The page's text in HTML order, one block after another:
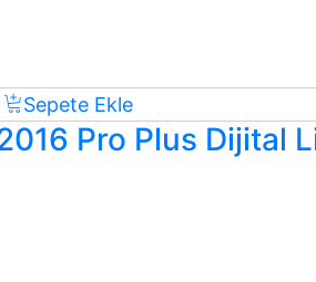
Sepete Ekle
Pro Plus Dijital